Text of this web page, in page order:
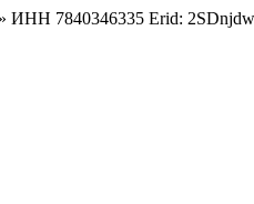
7840346335 Erid: